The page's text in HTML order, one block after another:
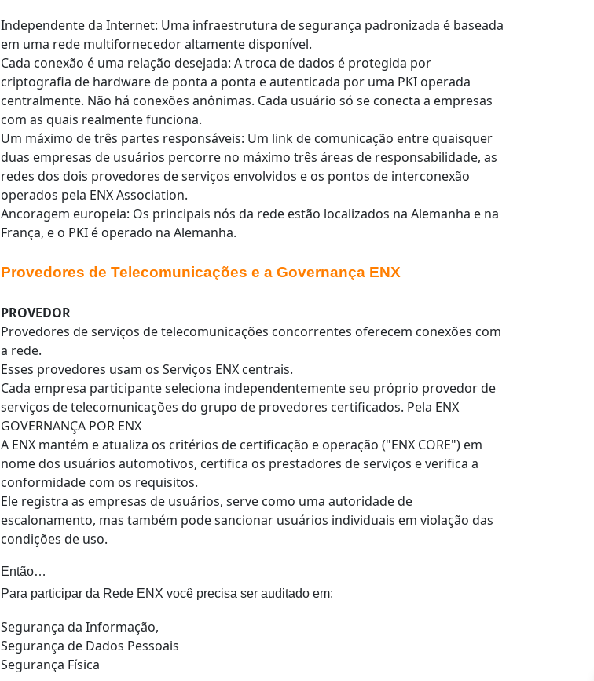
Independente da Internet: Uma infraestrutura de segurança padronizada é baseada
em uma rede multifornecedor altamente disponível.
Cada conexão é uma relação desejada: A troca de dados é protegida por
criptografia de hardware de ponta a ponta e autenticada por uma PKI operada
centralmente. Não há conexões anônimas. Cada usuário só se conecta a empresas
com as quais realmente funciona.
Um máximo de três partes responsáveis: Um link de comunicação entre quaisquer
duas empresas de usuários percorre no máximo três áreas de responsabilidade, as
redes dos dois provedores de serviços envolvidos e os pontos de interconexão
operados pela ENX Association.
Ancoragem europeia: Os principais nós da rede estão localizados na Alemanha e na
França, e o PKI é operado na Alemanha.
Provedores de Telecomunicações e a Governança ENX
PROVEDOR
Provedores de serviços de telecomunicações concorrentes oferecem conexões com
a rede.
Esses provedores usam os Serviços ENX centrais.
Cada empresa participante seleciona independentemente seu próprio provedor de
serviços de telecomunicações do grupo de provedores certificados. Pela ENX
GOVERNANÇA POR ENX
A ENX mantém e atualiza os critérios de certificação e operação ("ENX CORE") em
nome dos usuários automotivos, certifica os prestadores de serviços e verifica a
conformidade com os requisitos.
Ele registra as empresas de usuários, serve como uma autoridade de
escalonamento, mas também pode sancionar usuários individuais em violação das
condições de uso.
Então…
Para participar da Rede ENX você precisa ser auditado em:
Segurança da Informação,
Segurança de Dados Pessoais
Segurança Física